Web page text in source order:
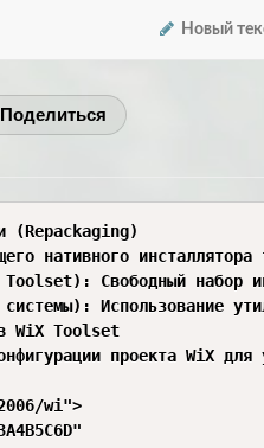
Новый
Поделиться
(Repackaging)
нативного
Toolset): Свободный
Использование
WiX Toolset
проекта WiX
wi">